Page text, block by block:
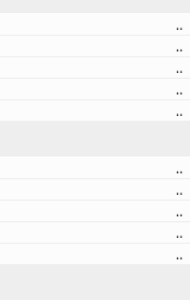
..
..
..
..
..
..
..
..
..
..